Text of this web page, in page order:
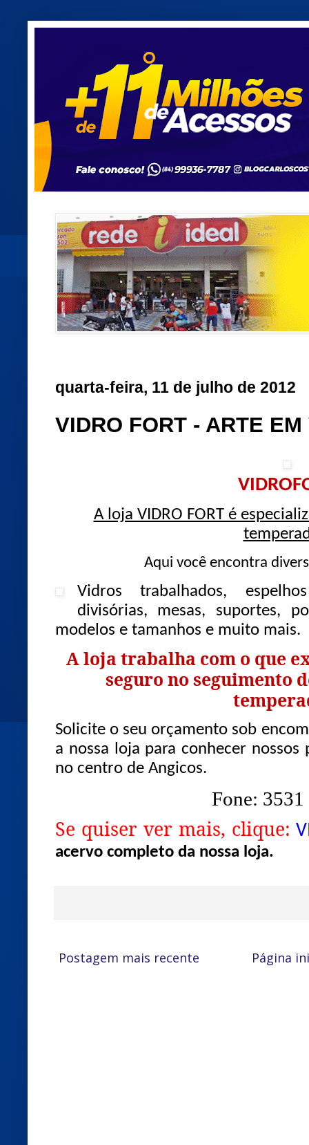
quarta-feira, 11 de julho de 2012
VIDRO FORT - ARTE EM
A loja VIDRO FORT é
Aqui você encontra
Vidros trabalhados,
divisórias, mesas, suportes,
modelos e tamanhos e muito mais.
A loja trabalha com o que
seguro no seguimento
Solicite o seu orçamento sob
a nossa loja para conhecer nossos
no centro de Angicos.
Fone:
Se quiser ver mais, clique:
acervo completo da nossa loja.
Postagem mais recente Página